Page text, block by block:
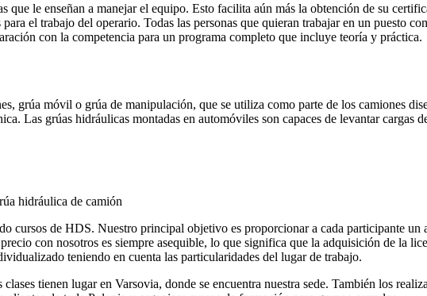
que le enseñan a manejar el equipo. Esto facilita aún más la obtención de su
el trabajo del operario. Todas las personas que quieran trabajar en un puesto
con la competencia para un programa completo que incluye teoría y práctica.
grúa móvil o grúa de manipulación, que se utiliza como parte de los camiones
Las grúas hidráulicas montadas en automóviles son capaces de levantar cargas
hidráulica de camión
cursos de HDS. Nuestro principal objetivo es proporcionar a cada participante
con nosotros es siempre asequible, lo que significa que la adquisición de la
teniendo en cuenta las particularidades del lugar de trabajo.
tienen lugar en Varsovia, donde se encuentra nuestra sede. También los